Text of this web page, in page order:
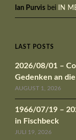
Ian Purvis bei IN
LAST POSTS
2026/08/01 –
Gedenken an
AUGUST 1, 2026
1966/07/19 –
in Fischbeck
JULI 19, 2026